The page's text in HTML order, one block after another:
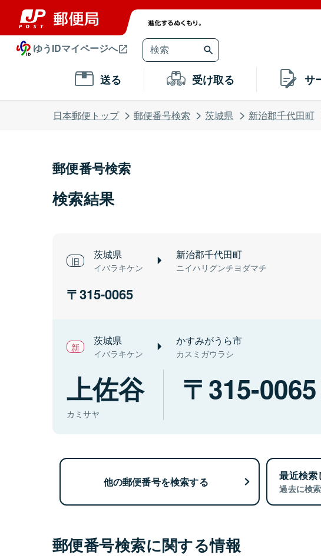
ゆうIDマイページへ
送る 受け取る サ
日本郵便トップ 郵便番号検索 茨城県 新治郡千代田町
郵便番号検索
検索結果
茨城県
イバラキケン
新治郡千代田町
ニイハリグンチヨダマチ
315-0065
茨城県
イバラキケン
かすみがうら市
カスミガウラシ
上佐谷
カミサヤ
315-0065
他の郵便番号を検索する 最近検索
過去に検
郵便番号検索に関する情報